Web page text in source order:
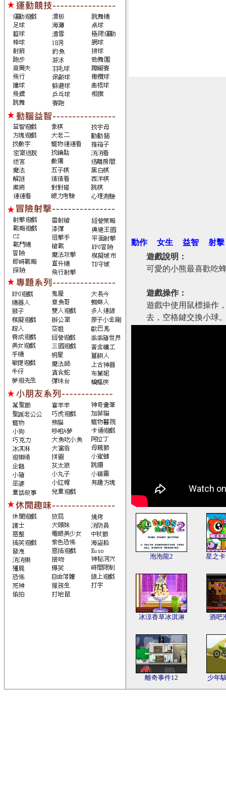
動作 女生 益智
射擊
遊戲說明：
可愛的小熊最喜歡吃
遊戲操作：
遊戲中使用鼠標操作
去，空格鍵交換小球
泡泡龍2 星之
冰涼香草冰淇淋 酒吧
離奇事件12 少年